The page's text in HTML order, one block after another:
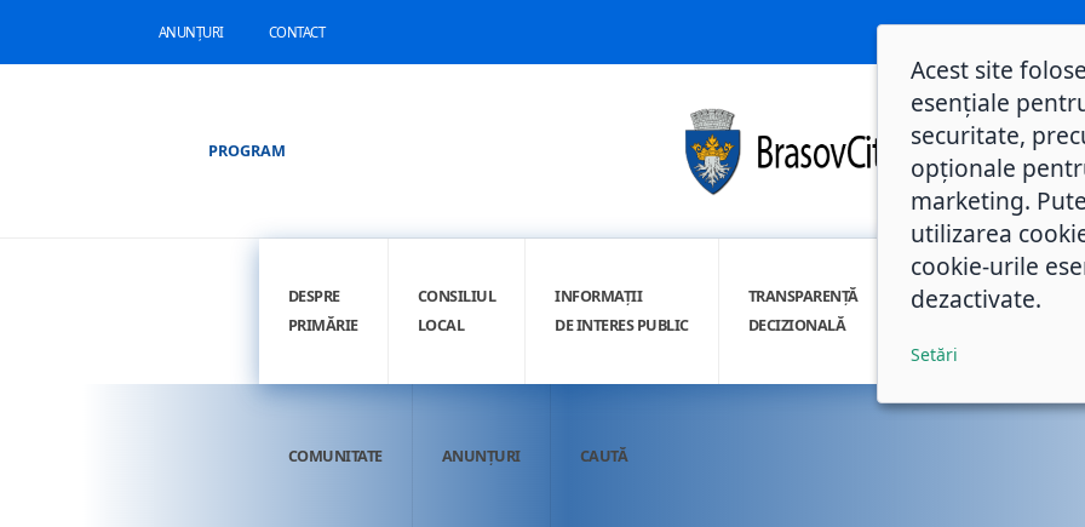
ANUNȚURI CONTACT
PROGRAM
DESPRE
PRIMĂRIE
CONSILIUL
LOCAL
INFORMAȚII
DE INTERES PUBLIC
TRANSPARENȚĂ
DECIZIONALĂ
INTEGRITATE
COMUNITATE ANUNȚURI CAUTĂ
Acest site
esențiale
securitate,
opționale
marketing.
utilizarea
cookie-urile
dezactivate.
Setări